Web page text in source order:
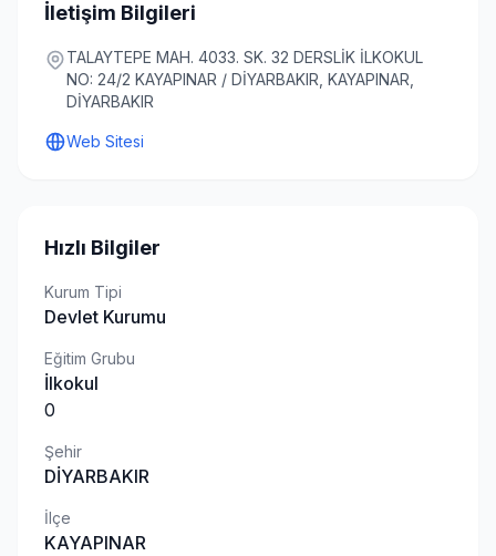
İletişim Bilgileri
TALAYTEPE MAH. 4033. SK. 32 DERSLİK İLKOKUL
NO: 24/2 KAYAPINAR / DİYARBAKIR, KAYAPINAR,
DİYARBAKIR
Web Sitesi
Hızlı Bilgiler
Kurum Tipi
Devlet Kurumu
Eğitim Grubu
İlkokul
0
Şehir
DİYARBAKIR
İlçe
KAYAPINAR